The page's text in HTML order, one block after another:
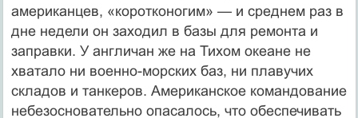
американцев, «коротконогим» — и среднем раз в
дне недели он заходил в базы для ремонта и
заправки. У англичан же на Тихом океане не
хватало ни военно-морских баз, ни плавучих
складов и танкеров. Американское командование
небезосновательно опасалось, что обеспечивать